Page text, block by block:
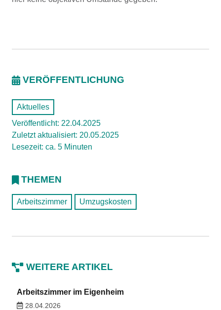
VERÖFFENTLICHUNG
Aktuelles
Veröffentlicht: 22.04.2025
Zuletzt aktualisiert: 20.05.2025
Lesezeit: ca. 5 Minuten
THEMEN
Arbeitszimmer Umzugskosten
WEITERE ARTIKEL
Arbeitszimmer im Eigenheim
28.04.2026